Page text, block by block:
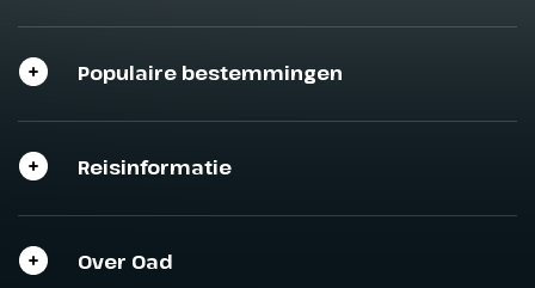
Populaire bestemmingen
Reisinformatie
Over Oad